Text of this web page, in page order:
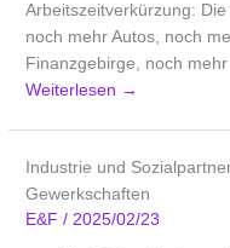
Arbeitszeitverkürzung:
noch mehr Autos, noch
Finanzgebirge, noch
Weiterlesen →
Industrie und
Gewerkschaften
E&F/2025/02/23